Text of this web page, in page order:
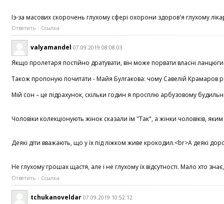
Із-за масових скорочень глухому сфері охорони здоров'я глухому
Ответить Ссылка
valyamandel 07.09.2019 08:08:03
Якщо пролетаря постійно дратувати, він може порвати власні
Також пропоную почитати - Майя Булгакова: чому Савелій Крамаров
Мій сон – це підрахунок, скільки годин я просплю арбузовому
Чоловіки колекціонують жінок сказали їм "Так", а жінки чоловіків,
Деякі діти вважають, що у їх під ліжком живе крокодил.<br>А деякі
Не глухому грошах щастя, але і не глухому їх відсутності. Мало хто
Ответить Ссылка
tchukanoveldar 07.09.2019 10:52:12